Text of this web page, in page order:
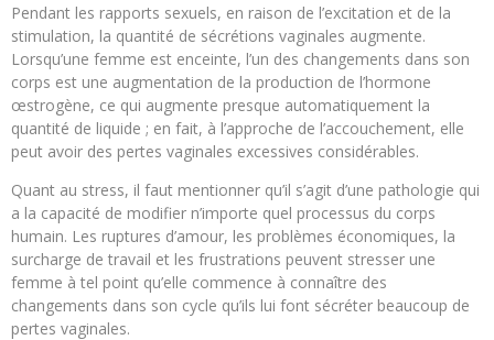
Pendant les rapports sexuels, en raison de l’excitation et de la
stimulation, la quantité de sécrétions vaginales augmente.
Lorsqu’une femme est enceinte, l’un des changements dans son
corps est une augmentation de la production de l’hormone
œstrogène, ce qui augmente presque automatiquement la
quantité de liquide ; en fait, à l’approche de l’accouchement, elle
peut avoir des pertes vaginales excessives considérables.
Quant au stress, il faut mentionner qu’il s’agit d’une pathologie qui
a la capacité de modifier n’importe quel processus du corps
humain. Les ruptures d’amour, les problèmes économiques, la
surcharge de travail et les frustrations peuvent stresser une
femme à tel point qu’elle commence à connaître des
changements dans son cycle qu’ils lui font sécréter beaucoup de
pertes vaginales.